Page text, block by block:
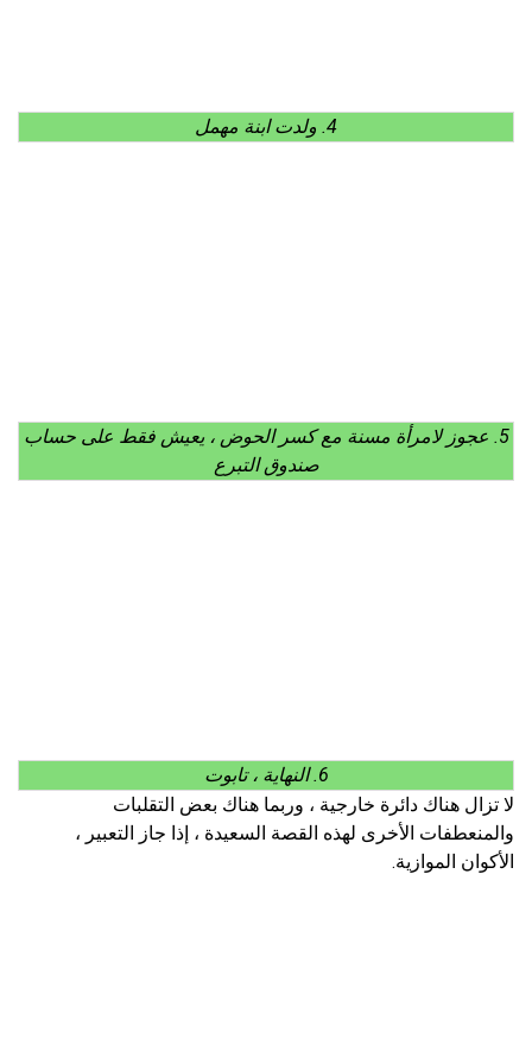
4. ولدت ابنة مهمل
5. عجوز لامرأة مسنة مع كسر الحوض ، يعيش فقط على حساب
صندوق التبرع
6. النهاية ، تابوت
لا تزال هناك دائرة خارجية ، وربما هناك بعض التقلبات
والمنعطفات الأخرى لهذه القصة السعيدة ، إذا جاز التعبير ،
الأكوان الموازية.